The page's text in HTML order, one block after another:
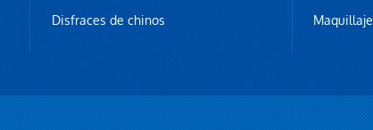
Disfraces de chinos
Maquillaje